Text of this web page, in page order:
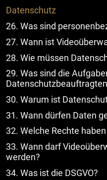
Datenschutz
26. Was sind
27. Wann ist
28. Wie müssen
29. Was sind die
30. Warum ist
31. Wann dürfen Daten
32. Welche Rechte
33. Wann darf
werden?
34. Was ist die DSGVO?